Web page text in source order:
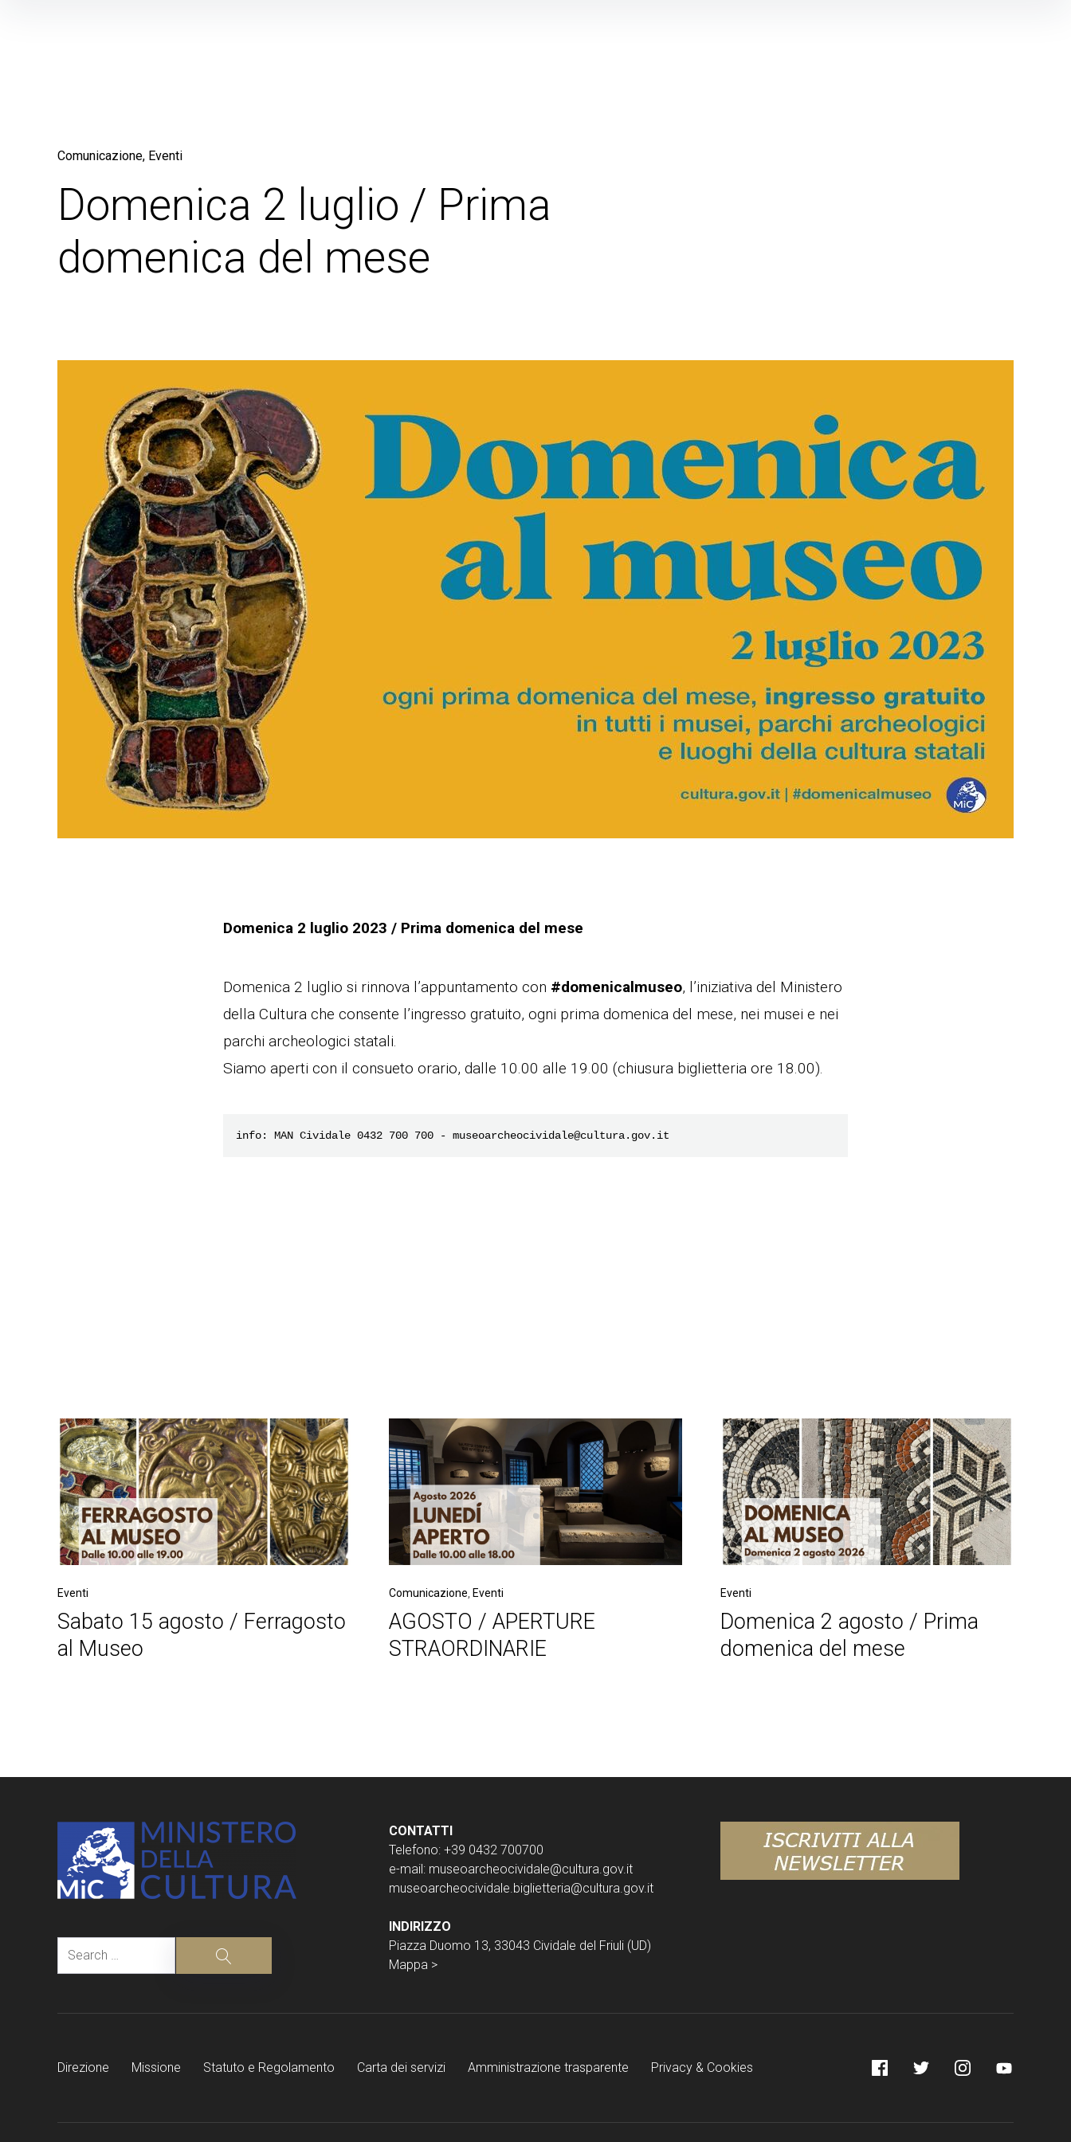
Comunicazione Eventi
Domenica 2 luglio / Prima
domenica del mese
Domenica 2 luglio 2023 / Prima domenica del mese
Domenica 2 luglio si rinnova l’appuntamento con #domenicalmuseo, l’iniziativa del Ministero
della Cultura che consente l’ingresso gratuito, ogni prima domenica del mese, nei musei e nei
parchi archeologici statali.
Siamo aperti con il consueto orario, dalle 10.00 alle 19.00 (chiusura biglietteria ore 18.00).
info: MAN Cividale 0432 700 700 - museoarcheocividale@cultura.gov.it
Eventi
Sabato 15 agosto / Ferragosto
al Museo
Comunicazione Eventi
AGOSTO / APERTURE
STRAORDINARIE
Eventi
Domenica 2 agosto / Prima
domenica del mese
navigation
Search
CONTATTI
Telefono: +39 0432 700700
e-mail: museoarcheocividale@cultura.gov.it
museoarcheocividale.biglietteria@cultura.gov.it
INDIRIZZO
Piazza Duomo 13, 33043 Cividale del Friuli (UD)
Mappa >
Direzione Missione Statuto e Regolamento Carta dei servizi Amministrazione trasparente Privacy & Cookies FacebookTwitter InstagramYouTube